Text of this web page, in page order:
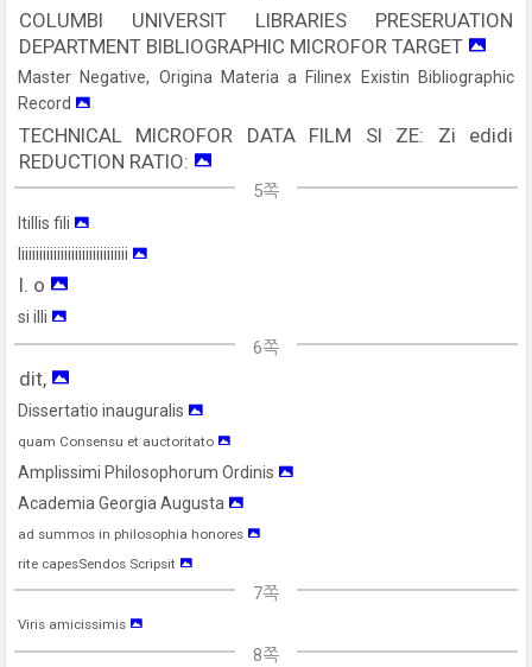
COLUMBI UNIVERSIT LIBRARIES PRESERUATION
DEPARTMENT BIBLIOGRAPHIC MICROFOR TARGET
Master Negative, Origina Materia a Filinex Existin Bibliographic
Record
TECHNICAL MICROFOR DATA FILM SI ZE: Zi edidi
REDUCTION RATIO:
5쪽
ltillis fili
liiiiiiiiiiiiiiiiiiiiiiiiiiiiii
l. o
si illi
6쪽
dit,
Dissertatio inauguralis
quam Consensu et auctoritato
Amplissimi Philosophorum Ordinis
Academia Georgia Augusta
ad summos in philosophia honores
rite capesSendos Scripsit
7쪽
Viris amicissimis
8쪽